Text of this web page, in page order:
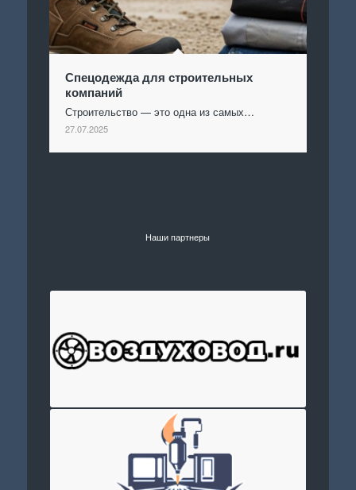
Спецодежда для строительных
компаний
Строительство — это одна из самых…
27.07.2025
Наши партнеры